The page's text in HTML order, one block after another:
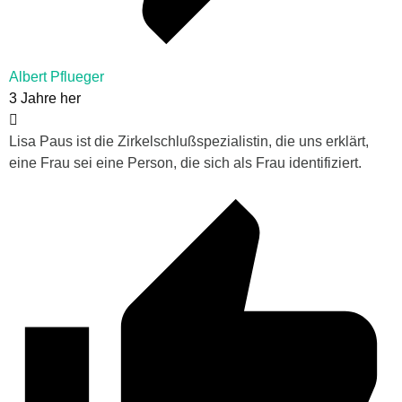
Albert Pflueger
3 Jahre her
Lisa Paus ist die Zirkelschlußspezialistin, die uns erklärt,
eine Frau sei eine Person, die sich als Frau identifiziert.